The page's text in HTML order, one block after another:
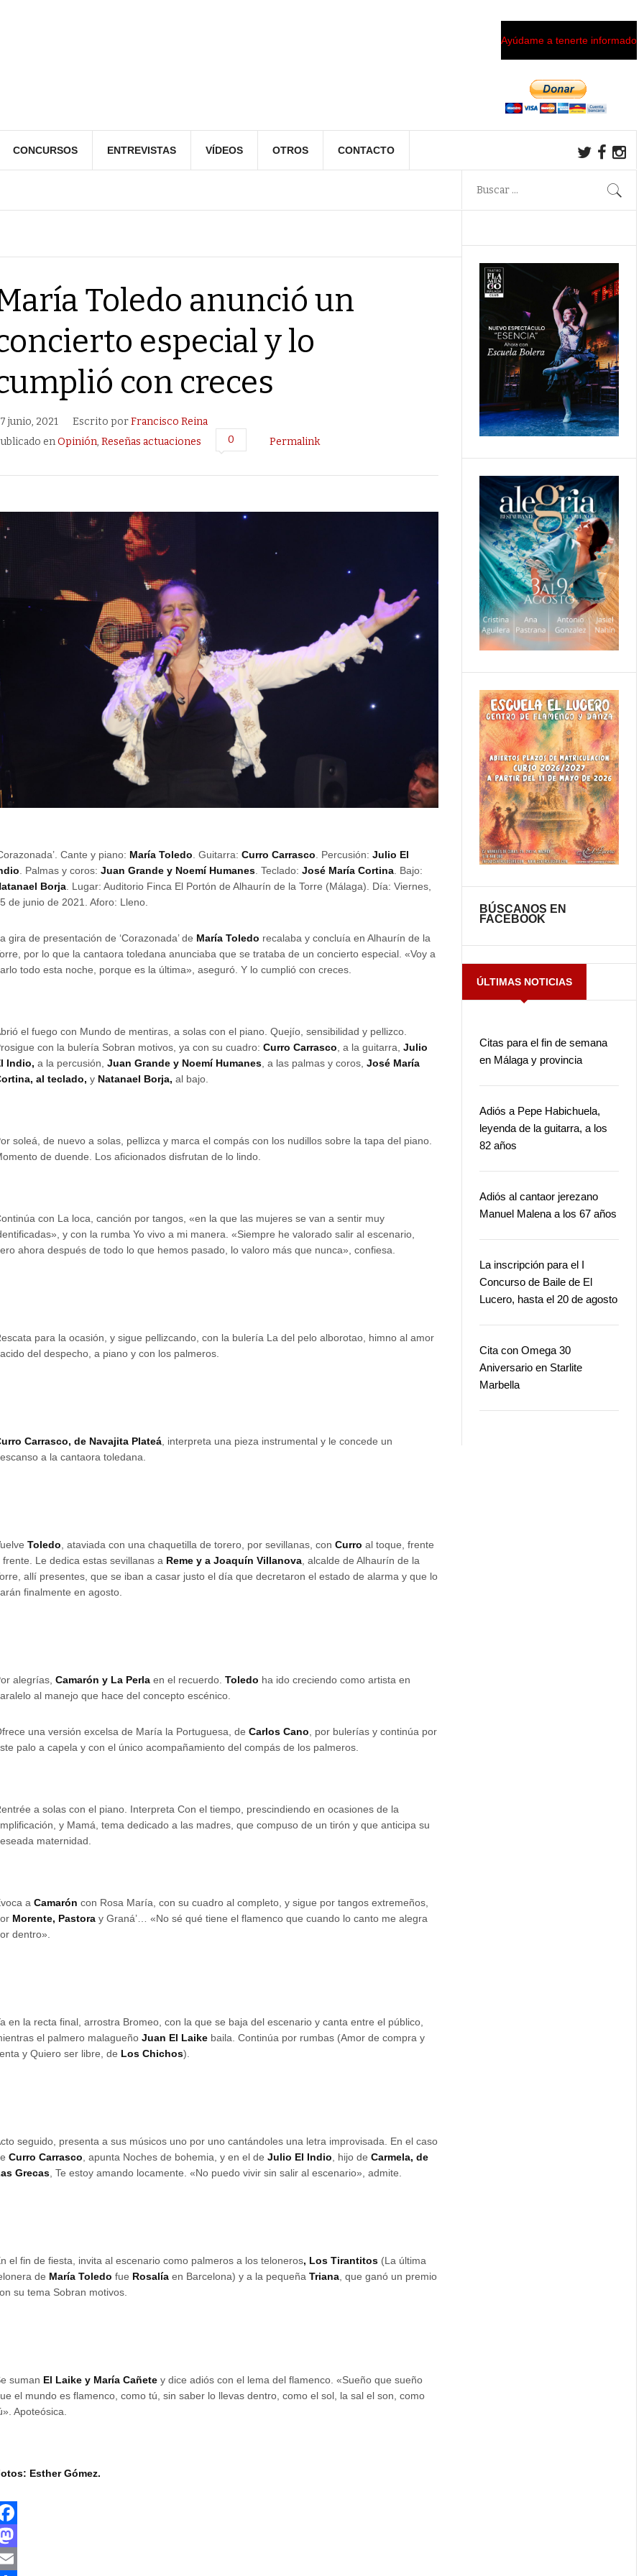
Ayúdame a tenerte informado
CONCURSOS ENTREVISTAS VÍDEOS OTROS CONTACTO
Toledo anunció un
especial y lo
con creces
junio, 2021 Escrito porFrancisco Reina
enOpinión,Reseñas actuaciones 0 Permalink
Cante y piano: María Toledo . Guitarra:Curro Carrasco . Percusión:Julio El
. Palmas y coros:Juan Grande y Noemí Humanes . Teclado:José María Cortina . Bajo:
Borja . Lugar: Auditorio Finca El Portón de Alhaurín de la Torre (Málaga). Día: Viernes,
de junio de 2021. Aforo: Lleno.
gira de presentación de ‘Corazonada’ de María Toledo recalaba y concluía en Alhaurín de la
por lo que la cantaora toledana anunciaba que se trataba de un concierto especial. «Voy a
todo esta noche, porque es la última», aseguró. Y lo cumplió con creces.
el fuego con Mundo de mentiras, a solas con el piano. Quejío, sensibilidad y pellizco.
con la bulería Sobran motivos, ya con su cuadro:Curro Carrasco , a la guitarra, Julio
Indio,a la percusión,Juan Grande y Noemí Humanes , a las palmas y coros, José María
al teclado, y Natanael Borja,al bajo.
soleá, de nuevo a solas, pellizca y marca el compás con los nudillos sobre la tapa del piano.
de duende. Los aficionados disfrutan de lo lindo.
con La loca, canción por tangos, «en la que las mujeres se van a sentir muy
y con la rumba Yo vivo a mi manera. «Siempre he valorado salir al escenario,
ahora después de todo lo que hemos pasado, lo valoro más que nunca», confiesa.
para la ocasión, y sigue pellizcando, con la bulería La del pelo alborotao, himno al amor
del despecho, a piano y con los palmeros.
Carrasco, de Navajita Plateá , interpreta una pieza instrumental y le concede un
a la cantaora toledana.
Toledo , ataviada con una chaquetilla de torero, por sevillanas, conCurro al toque, frente
frente. Le dedica estas sevillanas a Reme y a Joaquín Villanova , alcalde de Alhaurín de la
allí presentes, que se iban a casar justo el día que decretaron el estado de alarma y que lo
finalmente en agosto.
alegrías,Camarón y La Perlaen el recuerdo.Toledo ha ido creciendo como artista en
al manejo que hace del concepto escénico.
una versión excelsa de María la Portuguesa, deCarlos Cano , por bulerías y continúa por
palo a capela y con el único acompañamiento del compás de los palmeros.
a solas con el piano. Interpreta Con el tiempo, prescindiendo en ocasiones de la
y Mamá, tema dedicado a las madres, que compuso de un tirón y que anticipa su
maternidad.
aCamarón con Rosa María, con su cuadro al completo, y sigue por tangos extremeños,
Morente, Pastora y Graná’… «No sé qué tiene el flamenco que cuando lo canto me alegra
dentro».
en la recta final, arrostra Bromeo, con la que se baja del escenario y canta entre el público,
el palmero malagueñoJuan El Laike baila. Continúa por rumbas (Amor de compra y
y Quiero ser libre, de Los Chichos).
seguido, presenta a sus músicos uno por uno cantándoles una letra improvisada. En el caso
Curro Carrasco , apunta Noches de bohemia, y en el deJulio El Indio , hijo deCarmela, de
Grecas , Te estoy amando locamente. «No puedo vivir sin salir al escenario», admite.
el fin de fiesta, invita al escenario como palmeros a los teloneros, Los Tirantitos (La última
de María Toledo fue Rosalía en Barcelona) y a la pequeñaTriana , que ganó un premio
su tema Sobran motivos.
suman El Laike y María Cañete y dice adiós con el lema del flamenco. «Sueño que sueño
el mundo es flamenco, como tú, sin saber lo llevas dentro, como el sol, la sal el son, como
Apoteósica.
Esther Gómez.
BÚSCANOS EN
FACEBOOK
ÚLTIMAS NOTICIAS
Citas para el fin de semana
en Málaga y provincia
Adiós a Pepe Habichuela,
leyenda de la guitarra, a los
82 años
Adiós al cantaor jerezano
Manuel Malena a los 67 años
La inscripción para el I
Concurso de Baile de El
Lucero, hasta el 20 de agosto
Cita con Omega 30
Aniversario en Starlite
Marbella